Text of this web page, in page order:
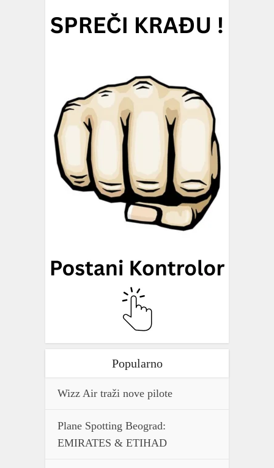
Popularno
Wizz Air traži nove pilote
Plane Spotting Beograd:
EMIRATES & ETIHAD